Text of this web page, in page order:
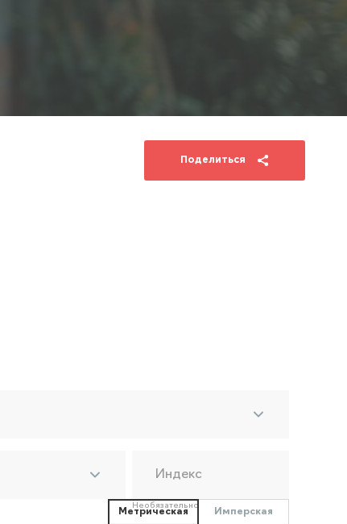
Поделиться
Индекс
Необязательно
Метрическая Имперская